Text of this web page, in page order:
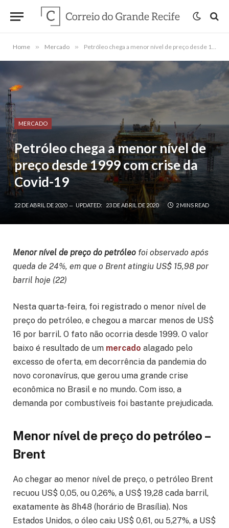
Home » Mercado » Petróleo chega a menor nível de preço desde 1999 com crise da Covid-19
MERCADO
Petróleo chega a menor nível de
preço desde 1999 com crise da
Covid-19
22 DE ABRIL DE 2020 UPDATED: 23 DE ABRIL DE 2020 2 MINS READ
Menor nível de preço do petróleo foi observado após
queda de 24%, em que o Brent atingiu US$ 15,98 por
barril hoje (22)
Nesta quarta-feira, foi registrado o menor nível de
preço do petróleo, e chegou a marcar menos de US$
16 por barril. O fato não ocorria desde 1999. O valor
baixo é resultado de um mercado alagado pelo
excesso de oferta, em decorrência da pandemia do
novo coronavírus, que gerou uma grande crise
econômica no Brasil e no mundo. Com isso, a
demanda por combustíveis foi bastante prejudicada.
Menor nível de preço do petróleo –
Brent
Ao chegar ao menor nível de preço, o petróleo Brent
recuou US$ 0,05, ou 0,26%, a US$ 19,28 cada barril,
exatamente às 8h48 (horário de Brasília). Nos
Estados Unidos, o óleo caiu US$ 0,61, ou 5,27%, a US$